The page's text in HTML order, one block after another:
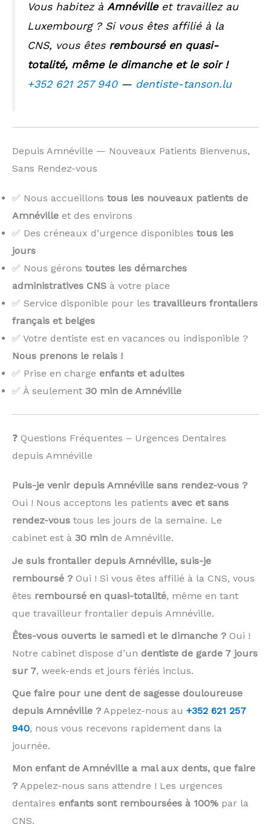
Vous habitez à Amnévilleet travaillez au
Luxembourg ? Si vous êtes affilié à la
CNS, vous êtes remboursé en quasi-
totalité, même le dimanche et le soir !
+352 621 257 940— dentiste-tanson.lu
Depuis Amnéville — Nouveaux Patients Bienvenus,
Sans Rendez-vous
✅ Nous accueillons tous les nouveaux patients de
Amnéville et des environs
✅ Des créneaux d’urgence disponibles tous les
jours
✅ Nous gérons toutes les démarches
administratives CNS à votre place
✅ Service disponible pour les travailleurs frontaliers
français et belges
✅ Votre dentiste est en vacances ou indisponible ?
Nous prenons le relais !
✅ Prise en charge enfants et adultes
✅ À seulement 30 min de Amnéville
❓ Questions Fréquentes – Urgences Dentaires
depuis Amnéville
Puis-je venir depuis Amnéville sans rendez-vous ?
Oui ! Nous acceptons les patients avec et sans
rendez-vous tous les jours de la semaine. Le
cabinet est à 30 min de Amnéville.
Je suis frontalier depuis Amnéville, suis-je
remboursé ? Oui ! Si vous êtes affilié à la CNS, vous
êtes remboursé en quasi-totalité, même en tant
que travailleur frontalier depuis Amnéville.
Êtes-vous ouverts le samedi et le dimanche ? Oui !
Notre cabinet dispose d’un dentiste de garde 7 jours
sur 7, week-ends et jours fériés inclus.
Que faire pour une dent de sagesse douloureuse
depuis Amnéville ? Appelez-nous au +352 621 257
940, nous vous recevons rapidement dans la
journée.
Mon enfant de Amnéville a mal aux dents, que faire
? Appelez-nous sans attendre ! Les urgences
dentaires enfants sont remboursées à 100% par la
CNS.